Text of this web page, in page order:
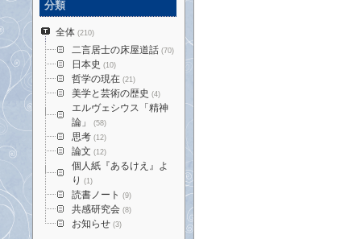
分類
全体 (210)
二言居士の床屋道話 (70)
日本史 (10)
哲学の現在 (21)
美学と芸術の歴史 (4)
エルヴェシウス「精神
論」
(58)
思考 (12)
論文 (12)
個人紙『あるけえ』よ
り (1)
読書ノート (9)
共感研究会 (8)
お知らせ (3)